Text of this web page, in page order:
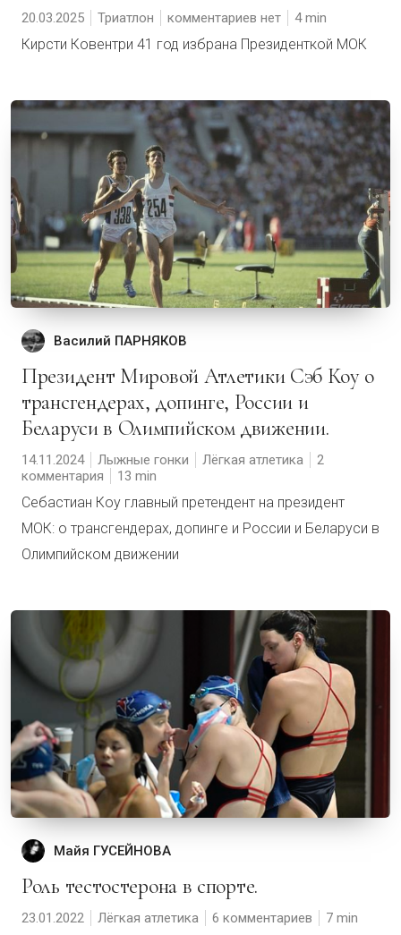
20.03.2025 Триатлон комментариев нет 4
Кирсти Ковентри 41 год избрана Президенткой МОК
Василий ПАРНЯКОВ
Президент Мировой Атлетики Сэб Коу о
трансгендерах, допинге, России и
Беларуси в Олимпийском движении.
14.11.2024 Лыжные гонки Лёгкая атлетика
2
комментария
13
Себастиан Коу главный претендент на президент
МОК: о трансгендерах, допинге и России и Беларуси в
Олимпийском движении
Майя ГУСЕЙНОВА
Роль тестостерона в спорте.
23.01.2022 Лёгкая атлетика 6 комментариев 7